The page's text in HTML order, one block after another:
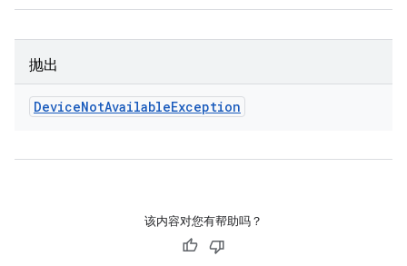
抛出
DeviceNotAvailableException
该内容对您有帮助吗？